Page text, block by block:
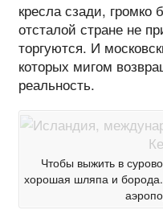
кресла сзади,
отсталой стране не
торгуются. И
которых мигом
реальность.
Чтобы выжить в
хорошая шляпа и